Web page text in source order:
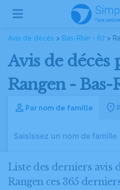
Avis de décès > Bas-Rhin - 67 >
Avis de décès
Rangen - Bas-
Par nom de famille
Liste des derniers avis
Rangen ces 365